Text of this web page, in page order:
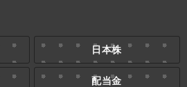
日本株
配当金